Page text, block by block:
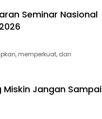
Seminar Nasional
memperkuat, dan
Miskin Jangan Sampai